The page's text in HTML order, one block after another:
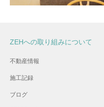
伊賀市 K様邸
ZEHへの取り組みについて
不動産情報
施工記録
ブログ